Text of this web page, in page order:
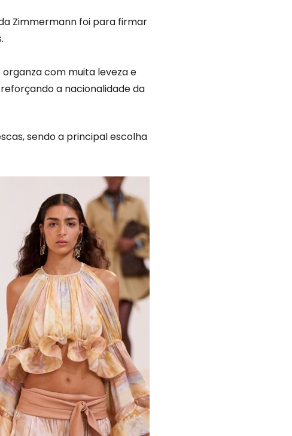
Zimmermann foi para firmar
com muita leveza e
a nacionalidade da
sendo a principal escolha